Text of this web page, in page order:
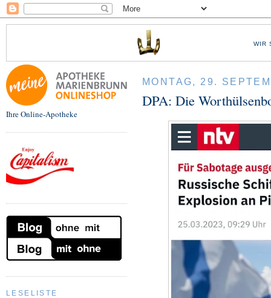
WIR
Ihre Online-Apotheke
LESELISTE
MONTAG, 29.
DPA: Die